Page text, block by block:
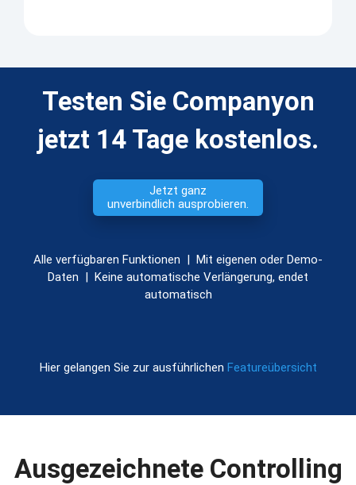
Testen Sie Companyon
jetzt 14 Tage kostenlos.
Jetzt ganz
unverbindlich ausprobieren.
Alle verfügbaren Funktionen | Mit eigenen oder Demo-
Daten | Keine automatische Verlängerung, endet
automatisch
Hier gelangen Sie zur ausführlichen Featureübersicht
Ausgezeichnete Controlling